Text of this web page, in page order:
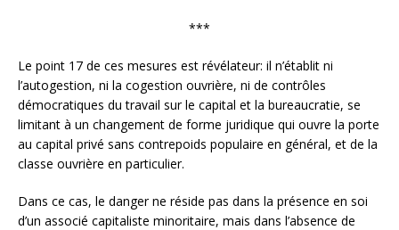
***
Le point 17 de ces mesures est révélateur: il n’établit ni
l’autogestion, ni la cogestion ouvrière, ni de contrôles
démocratiques du travail sur le capital et la bureaucratie, se
limitant à un changement de forme juridique qui ouvre la porte
au capital privé sans contrepoids populaire en général, et de la
classe ouvrière en particulier.
Dans ce cas, le danger ne réside pas dans la présence en soi
d’un associé capitaliste minoritaire, mais dans l’absence de